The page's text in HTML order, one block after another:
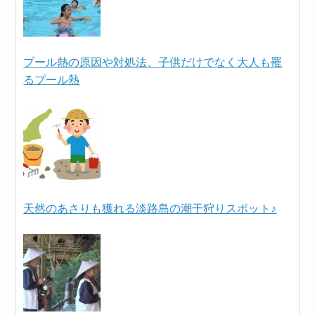
プール熱の原因や対処法、子供だけでなく大人も罹
るプール熱
天然のあさりも獲れる淡路島の潮干狩りスポット♪